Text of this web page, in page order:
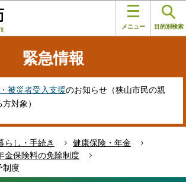
メニュー 目的別検索
緊急情報
被災者受入支援のお知らせ（狭山市民の親
対象）
らし・手続き
健康保険・年金
金保険料の免除制度
制度